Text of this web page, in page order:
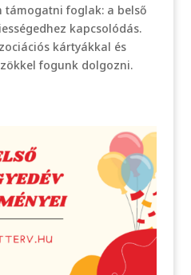
támogatni foglak: a belső
kapcsolódás.
kártyákkal és
fogunk dolgozni.